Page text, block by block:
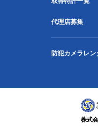
代理店募集
防犯カメラレ
株式